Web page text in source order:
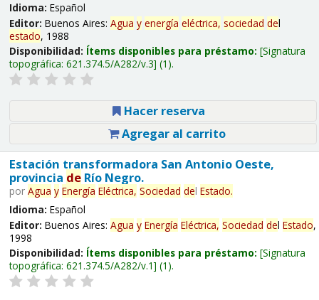
Idioma: Español
Editor: Buenos Aires: Agua y energía eléctrica, sociedad del
estado, 1988
Disponibilidad: Ítems disponibles para préstamo: Signatura
topográfica: 621.374.5/A282/v.3 (1).
Hacer reserva
Agregar al carrito
Estación transformadora San Antonio Oeste,
provincia deRío Negro.
por Agua y Energía Eléctrica, Sociedad del Estado.
Idioma: Español
Editor: Buenos Aires: Agua y Energía Eléctrica, Sociedad del Estado,
1998
Disponibilidad: Ítems disponibles para préstamo: Signatura
topográfica: 621.374.5/A282/v.1 (1).